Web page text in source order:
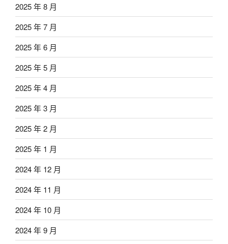
2025 年 8 月
2025 年 7 月
2025 年 6 月
2025 年 5 月
2025 年 4 月
2025 年 3 月
2025 年 2 月
2025 年 1 月
2024 年 12 月
2024 年 11 月
2024 年 10 月
2024 年 9 月